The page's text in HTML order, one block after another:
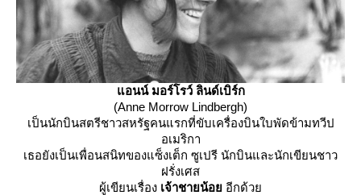
อนน์ มอร์โรว์ ลินด์เบิร์ก
(Anne Morrow Lindbergh)
เป็นนักบินสตรีชาวสหรัฐคนแรกที่ขับเครื่องบินใบพัดข้ามทวีป
อเมริกา
เธอยังเป็นเพื่อนสนิทของแซ็งเต็ก ซูเปรี นักบินและนักเขียนชาว
ฝรั่งเศส
ผู้เขียนเรื่อง เจ้าชายน้อ อีกด้ว